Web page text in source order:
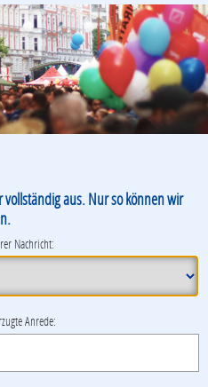
vollständig aus. Nur so können wir
Nachricht:
Anrede: